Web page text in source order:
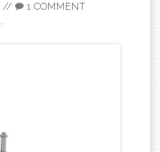
// 1 COMMENT